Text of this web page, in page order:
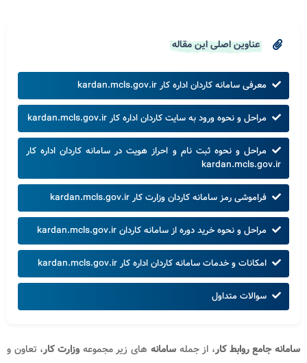
عناوین اصلی این مقاله
معرفی سامانه کاردان اداره کار kardan.mcls.gov.ir
مراحل و نحوه ورود به سایت کاردان اداره کار kardan.mcls.gov.ir
مراحل و نحوه ثبت نام و احراز هویت در سامانه کاردان اداره کار
kardan.mcls.gov.ir
فراموشی رمز سامانه کاردان وزارت کار kardan.mcls.gov.ir
مراحل و نحوه خرید دوره از سامانه کاردان kardan.mcls.gov.ir
امکانات و خدمات سامانه کاردان اداره کار kardan.mcls.gov.ir
سوالات متداول
سامانه جامع روابط کار، از جملهسامانه های زیر مجموعه وزارت کار، تعاون و